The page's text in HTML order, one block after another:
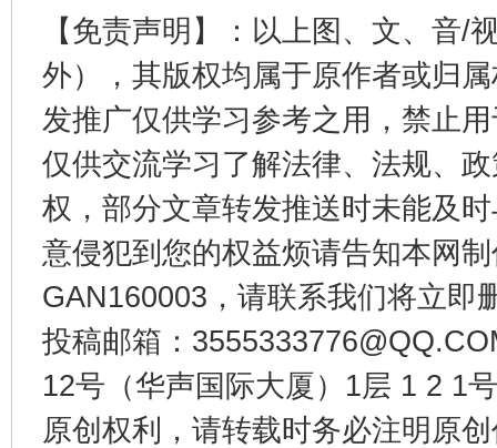
【免责声明】：以上图、文、音/
外），其版权均属于原作者或归
发推广仅供学习参考之用，禁止
仅供交流学习了解法律、法规、
权，部分文章转发推送时未能及
意侵犯到您的权益烦请告知本网
GAN160003，请联系我们将立即
投稿邮箱：
12号（华声国际大厦）1层 1 2 1
原创权利，请转载时务必注明原
东山县通报“牛蛙产品抗生素超标问题” 法
千年窑火 生生不息 一